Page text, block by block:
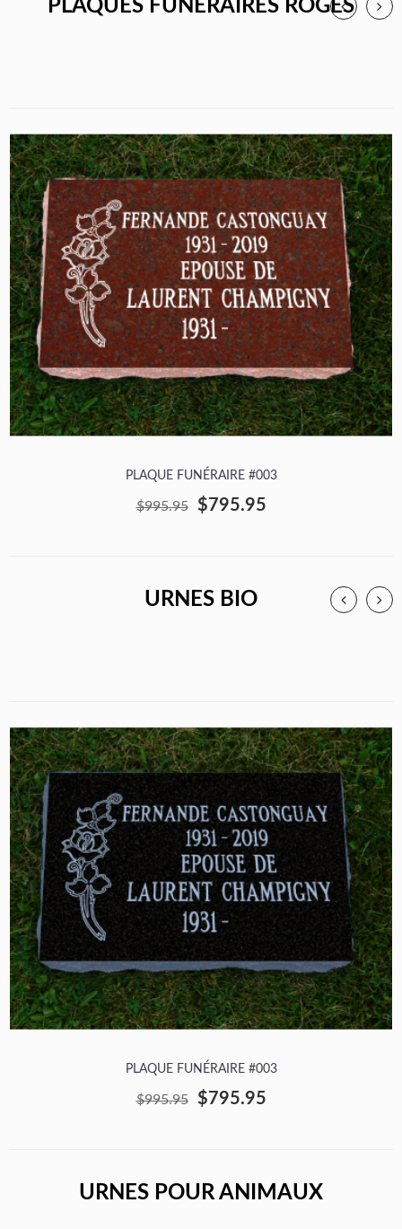
PLAQUES FUNÉRAIRES ROGES
PLAQUE FUNÉRAIRE #003
$995.95 $795.95
URNES BIO
PLAQUE FUNÉRAIRE #003
$995.95 $795.95
URNES POUR ANIMAUX